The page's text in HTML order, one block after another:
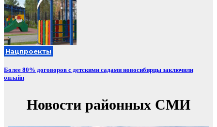
Нацпроекты
Более 80% договоров с детскими садами новосибирцы заключили
онлайн